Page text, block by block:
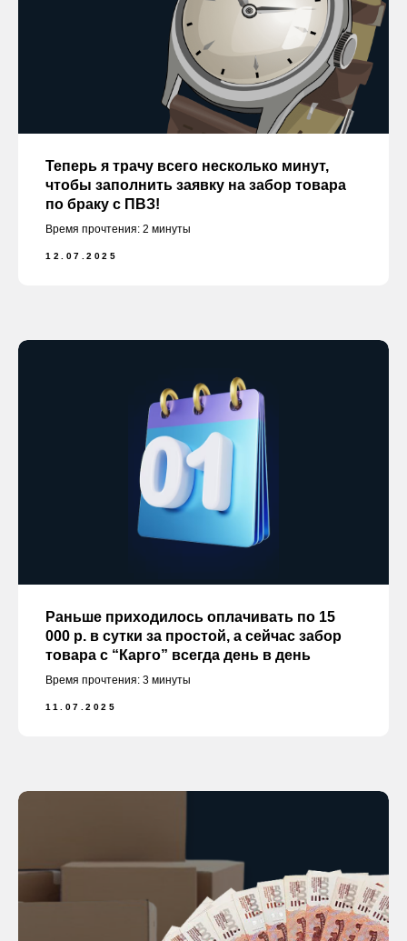
Теперь я трачу всего несколько минут,
чтобы заполнить заявку на забор товара
по браку с ПВЗ!
Время прочтения: 2 минуты
12.07.2025
Раньше приходилось оплачивать по 15
000 р. в сутки за простой, а сейчас забор
товара с “Карго” всегда день в день
Время прочтения: 3 минуты
11.07.2025